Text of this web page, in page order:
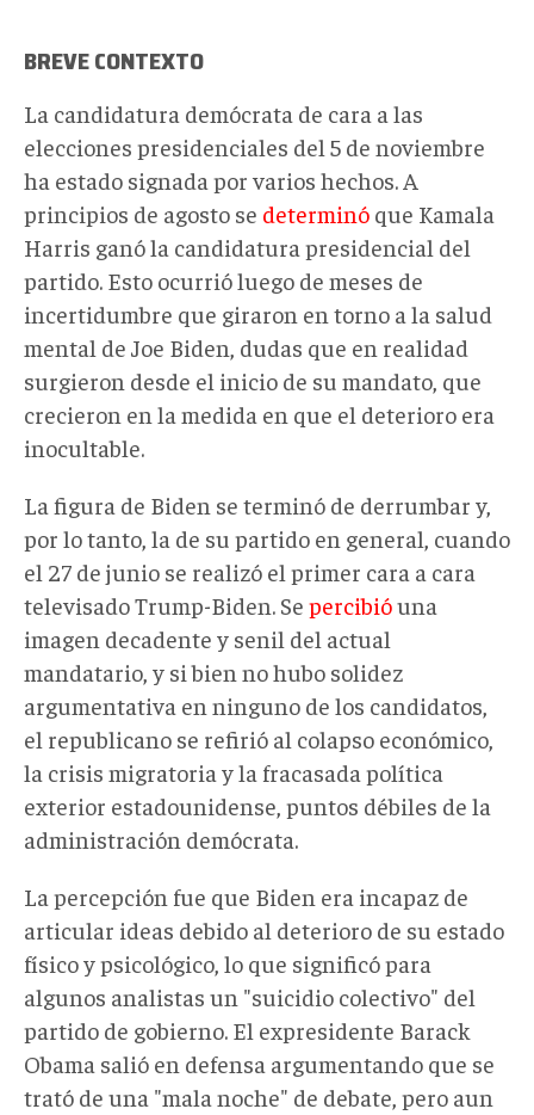
BREVE CONTEXTO
La candidatura demócrata de cara a las
elecciones presidenciales del 5 de noviembre
ha estado signada por varios hechos. A
principios de agosto se determinó que Kamala
Harris ganó la candidatura presidencial del
partido. Esto ocurrió luego de meses de
incertidumbre que giraron en torno a la salud
mental de Joe Biden, dudas que en realidad
surgieron desde el inicio de su mandato, que
crecieron en la medida en que el deterioro era
inocultable.
La figura de Biden se terminó de derrumbar y,
por lo tanto, la de su partido en general, cuando
el 27 de junio se realizó el primer cara a cara
televisado Trump-Biden. Se percibióuna
imagen decadente y senil del actual
mandatario, y si bien no hubo solidez
argumentativa en ninguno de los candidatos,
el republicano se refirió al colapso económico,
la crisis migratoria y la fracasada política
exterior estadounidense, puntos débiles de la
administración demócrata.
La percepción fue que Biden era incapaz de
articular ideas debido al deterioro de su estado
físico y psicológico, lo que significó para
algunos analistas un "suicidio colectivo" del
partido de gobierno. El expresidente Barack
Obama salió en defensa argumentando que se
trató de una "mala noche" de debate, pero aun